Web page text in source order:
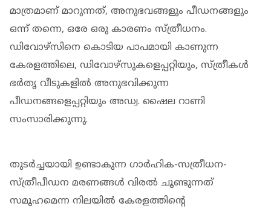
മാത്രമാണ് മാറുന്നത്, അനുഭവങ്ങളും പീഡനങ്ങളും
ഒന്ന് തന്നെ, ഒരേ ഒരു കാരണം സ്ത്രീധനം.
ഡിവോഴ്സിനെ കൊടിയ പാപമായി കാണുന്ന
കേരളത്തിലെ, ഡിവോഴ്സുകളെപ്പറ്റിയും, സ്ത്രീകൾ
ഭർതൃ വീടുകളിൽ അനുഭവിക്കുന്ന
പീഡനങ്ങളെപ്പറ്റിയും അഡ്വ. ഷൈല റാണി
സംസാരിക്കുന്നു.
തുടർച്ചയായി ഉണ്ടാകുന്ന ഗാർഹിക-സത്രീധന-
സ്ത്രീപീഡന മരണങ്ങൾ വിരൽ ചൂണ്ടുന്നത്
സമൂഹമെന്ന നിലയിൽ കേരളത്തിന്റെ